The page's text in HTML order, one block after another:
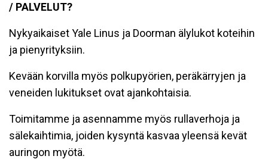
/ PALVELUT?
Nykyaikaiset Yale Linus ja Doorman älylukot koteihin
ja pienyrityksiin.
Kevään korvilla myös polkupyörien, peräkärryjen ja
veneiden lukitukset ovat ajankohtaisia.
Toimitamme ja asennamme myös rullaverhoja ja
sälekaihtimia, joiden kysyntä kasvaa yleensä kevät
auringon myötä.